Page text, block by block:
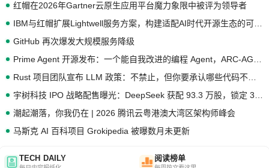
红帽在2026年Gartner云原生应用平台魔力象限中被评为领导者
GitHub 再次爆发大规模服务降级
潮起潮落，你我仍在 | 2026 腾讯云粤港澳大湾区架构师峰会
马斯克 AI 百科项目 Grokipedia 被曝数月未更新
TECH DAILY 阅读榜单